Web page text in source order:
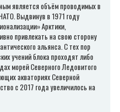
является объём проводимых в
Выдвинув в 1971 году
Арктики,
привлекать на свою сторону
альянса. С тех пор
учений блока проходят либо
морей Северного Ледовитого
акваториях Северной
с 2017 года увеличилось на